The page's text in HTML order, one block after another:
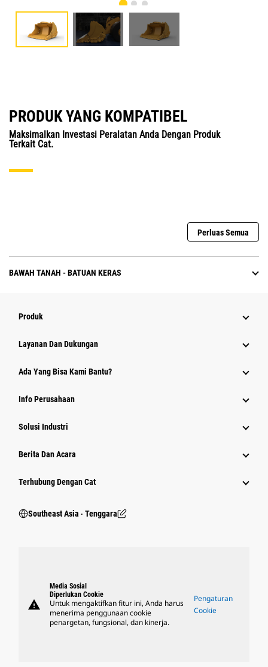
PRODUK YANG KOMPATIBEL
Maksimalkan Investasi Peralatan Anda Dengan Produk
Terkait Cat.
Perluas Semua
BAWAH TANAH - BATUAN KERAS
Produk
Layanan Dan Dukungan
Ada Yang Bisa Kami Bantu?
Info Perusahaan
Solusi Industri
Berita Dan Acara
Terhubung Dengan Cat
Southeast Asia ‧ Tenggara
warning
Media Sosial
Diperlukan Cookie
Untuk mengaktifkan fitur ini, Anda harus
menerima penggunaan cookie
penargetan, fungsional, dan kinerja.
Pengaturan
Cookie